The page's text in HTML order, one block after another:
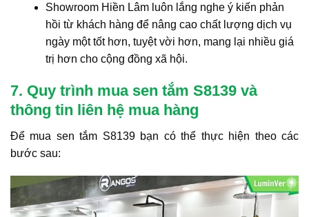
Showroom Hiền Lâm luôn lắng nghe ý kiến phản
hồi từ khách hàng để nâng cao chất lượng dịch vụ
ngày một tốt hơn, tuyệt vời hơn, mang lại nhiều giá
trị hơn cho cộng đồng xã hội.
7. Quy trình mua sen tắm S8139 và
thông tin liên hệ mua hàng
Để mua sen tắm S8139 bạn có thể thực hiện theo các
bước sau: